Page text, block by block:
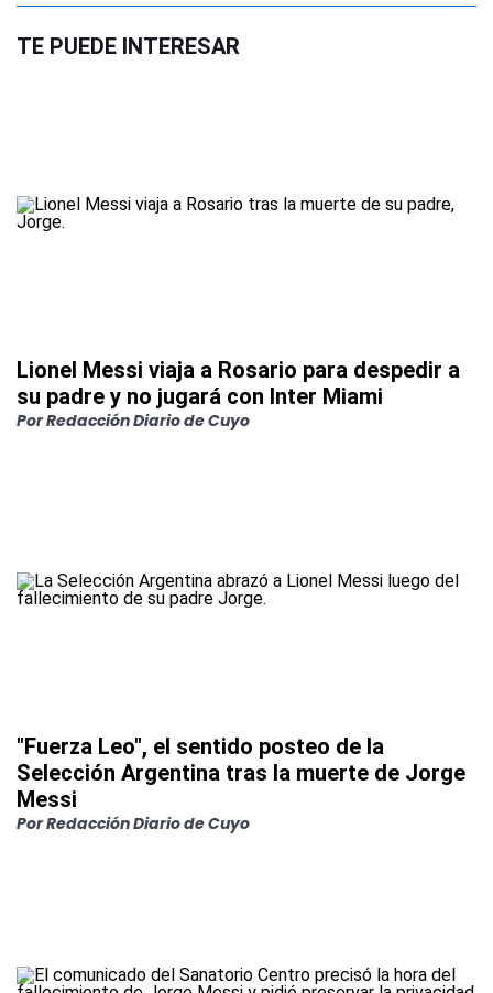
TE PUEDE INTERESAR
Lionel Messi viaja a Rosario para despedir a
su padre y no jugará con Inter Miami
PorRedacción Diario de Cuyo
"Fuerza Leo", el sentido posteo de la
Selección Argentina tras la muerte de Jorge
Messi
PorRedacción Diario de Cuyo